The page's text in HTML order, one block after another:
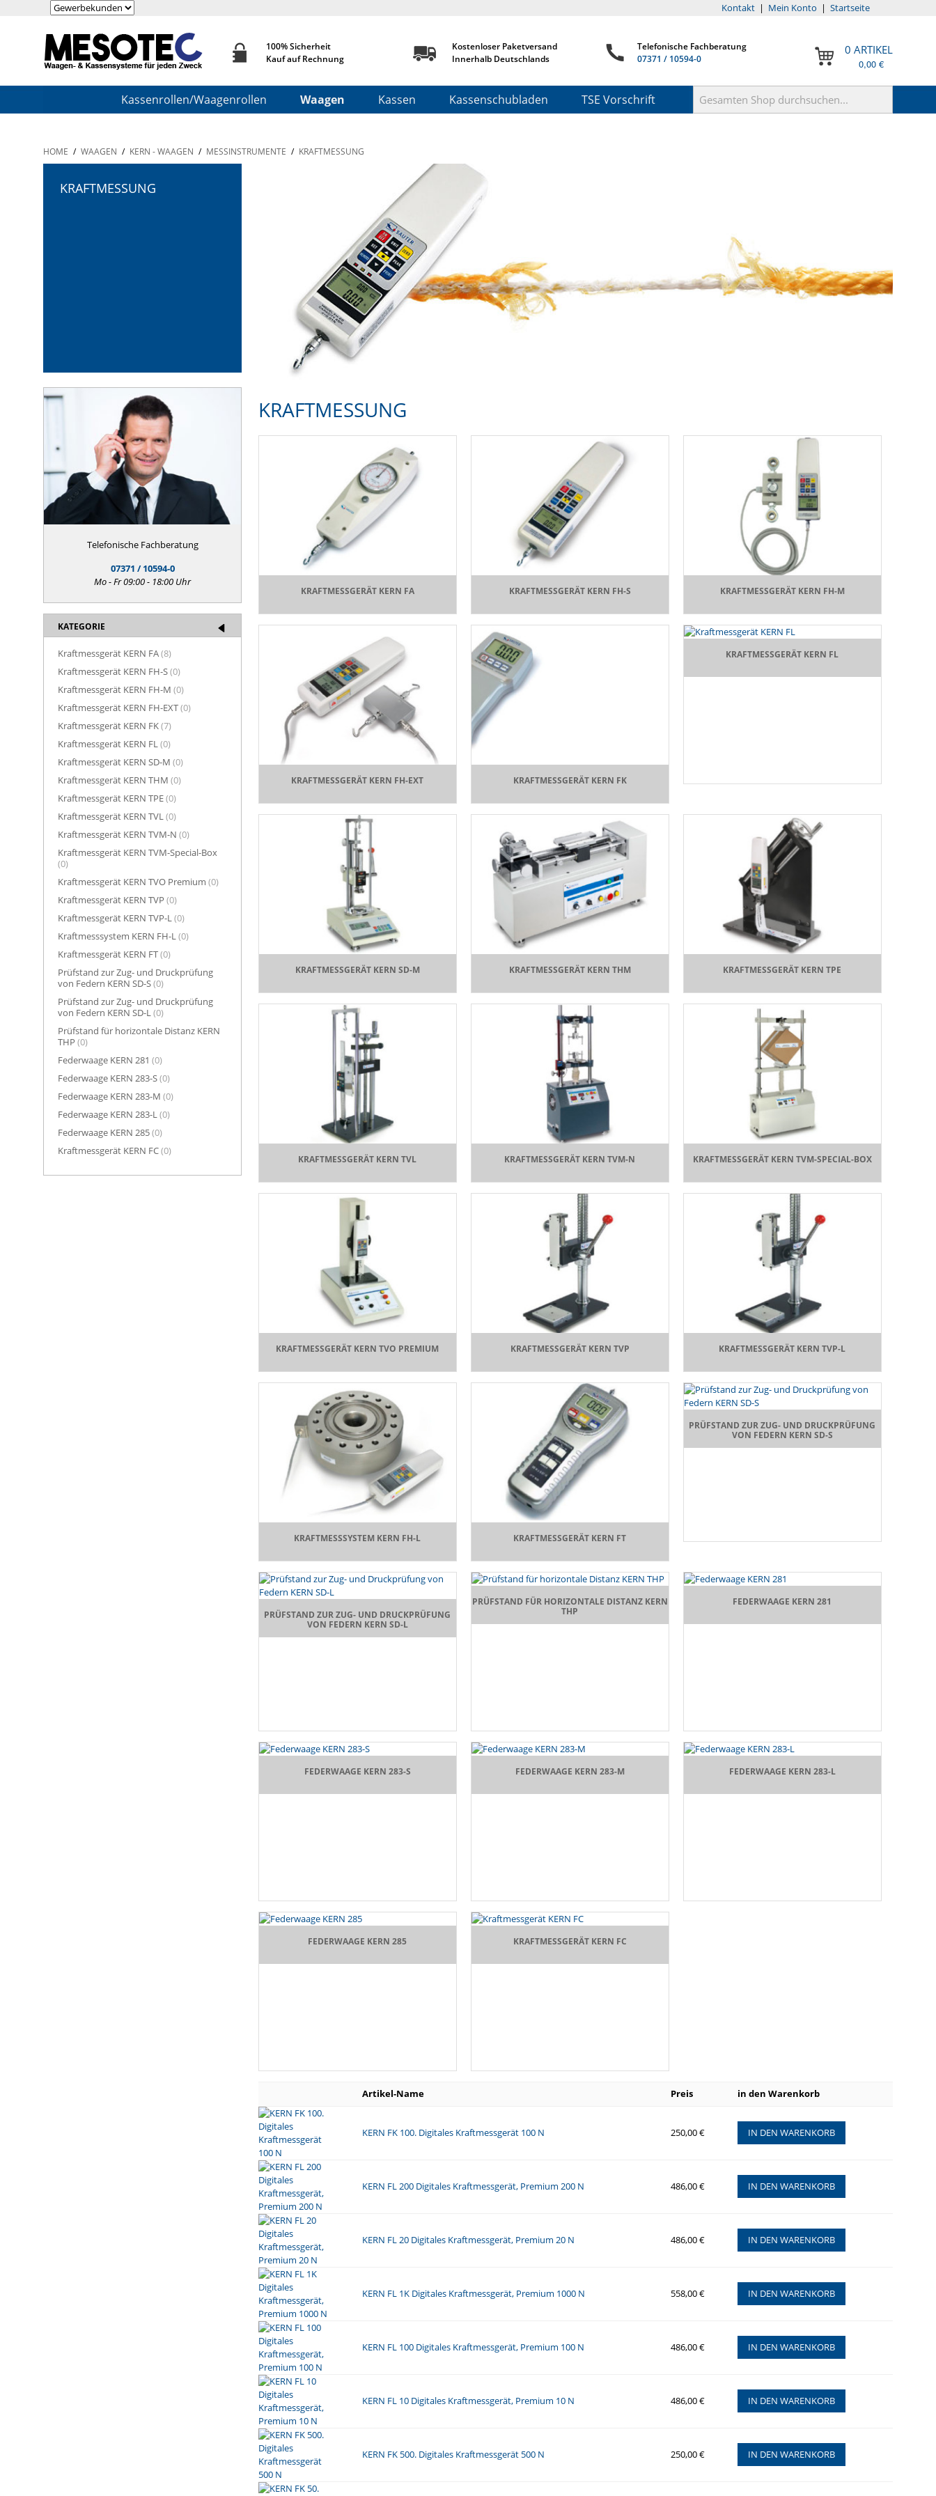
Startseite
|
Mein Konto
|
Kontakt
0 ARTIKEL
0,00 €
100% Sicherheit
Kauf auf Rechnung
Kostenloser Paketversand
Innerhalb Deutschlands
Telefonische Fachberatung
07371 / 10594-0
Kassenrollen/Waagenrollen Waagen Kassen Kassenschubladen TSE Vorschrift
HOME / WAAGEN / KERN - WAAGEN / MESSINSTRUMENTE / KRAFTMESSUNG
KRAFTMESSUNG
Telefonische Fachberatung
07371 / 10594-0
Mo - Fr 09:00 - 18:00 Uhr
KATEGORIE
Kraftmessgerät KERN FA(8)
Kraftmessgerät KERN FH-S(0)
Kraftmessgerät KERN FH-M (0)
Kraftmessgerät KERN FH-EXT(0)
Kraftmessgerät KERN FK(7)
Kraftmessgerät KERN FL(0)
Kraftmessgerät KERN SD-M (0)
Kraftmessgerät KERN THM (0)
Kraftmessgerät KERN TPE(0)
Kraftmessgerät KERN TVL(0)
Kraftmessgerät KERN TVM-N (0)
Kraftmessgerät KERN TVM-Special-Box
(0)
Kraftmessgerät KERN TVO Premium (0)
Kraftmessgerät KERN TVP (0)
Kraftmessgerät KERN TVP-L(0)
Kraftmesssystem KERN FH-L(0)
Kraftmessgerät KERN FT(0)
Prüfstand zur Zug- und Druckprüfung
von Federn KERN SD-S(0)
Prüfstand zur Zug- und Druckprüfung
von Federn KERN SD-L(0)
Prüfstand für horizontale Distanz KERN
THP (0)
Federwaage KERN 281 (0)
Federwaage KERN 283-S(0)
Federwaage KERN 283-M (0)
Federwaage KERN 283-L(0)
Federwaage KERN 285(0)
Kraftmessgerät KERN FC(0)
KRAFTMESSUNG
KRAFTMESSGERÄT KERN FA KRAFTMESSGERÄT KERN FH-S KRAFTMESSGERÄT KERN FH-M
KRAFTMESSGERÄT KERN FH-EXT KRAFTMESSGERÄT KERN FK
KRAFTMESSGERÄT KERN FL
KRAFTMESSGERÄT KERN SD-M KRAFTMESSGERÄT KERN THM KRAFTMESSGERÄT KERN TPE
KRAFTMESSGERÄT KERN TVL KRAFTMESSGERÄT KERN TVM-N KRAFTMESSGERÄT KERN TVM-SPECIAL-BOX
KRAFTMESSGERÄT KERN TVO PREMIUM KRAFTMESSGERÄT KERN TVP KRAFTMESSGERÄT KERN TVP-L
KRAFTMESSSYSTEM KERN FH-L KRAFTMESSGERÄT KERN FT
PRÜFSTAND ZUR ZUG- UND DRUCKPRÜFUNG
VON FEDERN KERN SD-S
PRÜFSTAND ZUR ZUG- UND DRUCKPRÜFUNG
VON FEDERN KERN SD-L
PRÜFSTAND FÜR HORIZONTALE DISTANZ KERN
THP
FEDERWAAGE KERN 281
FEDERWAAGE KERN 283-S FEDERWAAGE KERN 283-M FEDERWAAGE KERN 283-L
FEDERWAAGE KERN 285 KRAFTMESSGERÄT KERN FC
Artikel-Name Preis in den Warenkorb
KERN FK 100. Digitales Kraftmessgerät 100 N 250,00 € IN DEN WARENKORB
KERN FL 200 Digitales Kraftmessgerät, Premium 200 N 486,00 € IN DEN WARENKORB
KERN FL 20 Digitales Kraftmessgerät, Premium 20 N 486,00 € IN DEN WARENKORB
KERN FL 1K Digitales Kraftmessgerät, Premium 1000 N 558,00 € IN DEN WARENKORB
KERN FL 100 Digitales Kraftmessgerät, Premium 100 N 486,00 € IN DEN WARENKORB
KERN FL 10 Digitales Kraftmessgerät, Premium 10 N 486,00 € IN DEN WARENKORB
KERN FK 500. Digitales Kraftmessgerät 500 N 250,00 € IN DEN WARENKORB